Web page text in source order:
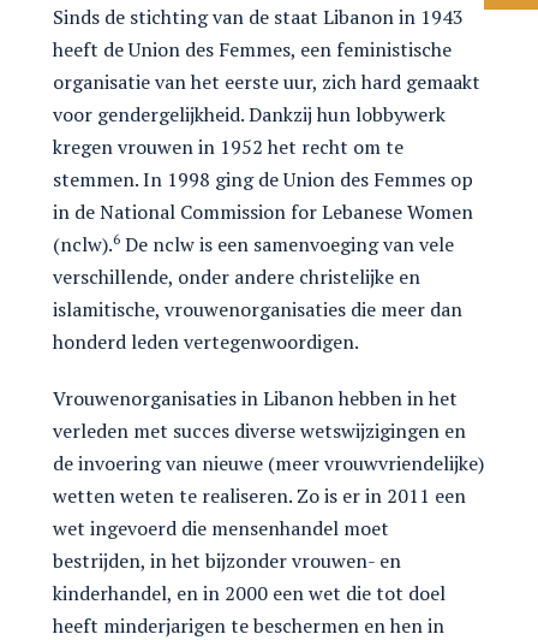
Sinds de stichting van de staat Libanon in 1943
heeft de Union des Femmes, een feministische
organisatie van het eerste uur, zich hard gemaakt
voor gendergelijkheid. Dankzij hun lobbywerk
kregen vrouwen in 1952 het recht om te
stemmen. In 1998 ging de Union des Femmes op
in de National Commission for Lebanese Women
(nclw).6 De nclw is een samenvoeging van vele
verschillende, onder andere christelijke en
islamitische, vrouwenorganisaties die meer dan
honderd leden vertegenwoordigen.
Vrouwenorganisaties in Libanon hebben in het
verleden met succes diverse wetswijzigingen en
de invoering van nieuwe (meer vrouwvriendelijke)
wetten weten te realiseren. Zo is er in 2011 een
wet ingevoerd die mensenhandel moet
bestrijden, in het bijzonder vrouwen- en
kinderhandel, en in 2000 een wet die tot doel
heeft minderjarigen te beschermen en hen in